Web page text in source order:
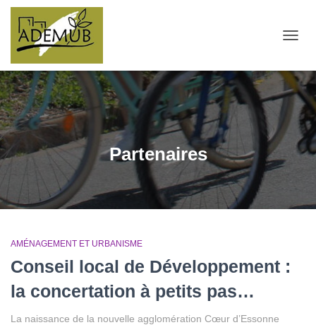
Partenaires
AMÉNAGEMENT ET URBANISME
Conseil local de Développement :
la concertation à petits pas…
La naissance de la nouvelle agglomération Cœur d’Essonne